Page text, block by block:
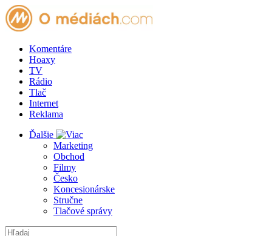
Komentáre
Hoaxy
TV
Rádio
Tlač
Internet
Reklama
Ďalšie
Marketing
Obchod
Filmy
Česko
Koncesionárske
Stručne
Tlačové správy